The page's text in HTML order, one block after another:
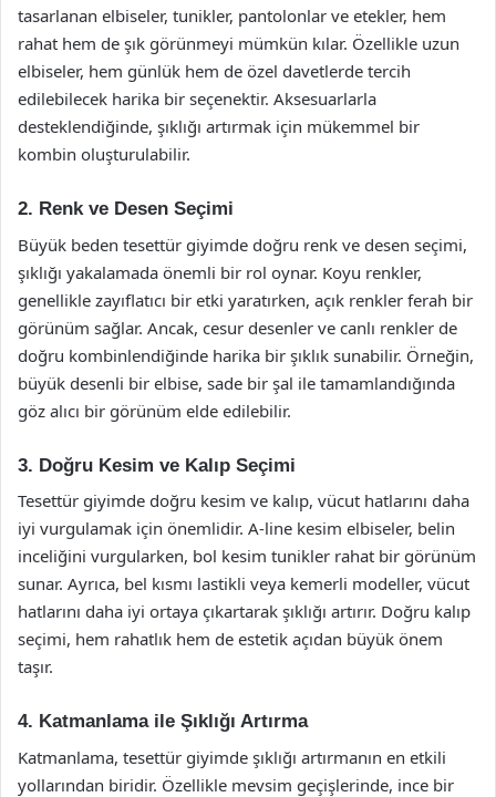
tasarlanan elbiseler, tunikler, pantolonlar ve etekler, hem
rahat hem de şık görünmeyi mümkün kılar. Özellikle uzun
elbiseler, hem günlük hem de özel davetlerde tercih
edilebilecek harika bir seçenektir. Aksesuarlarla
desteklendiğinde, şıklığı artırmak için mükemmel bir
kombin oluşturulabilir.
2. Renk ve Desen Seçimi
Büyük beden tesettür giyimde doğru renk ve desen seçimi,
şıklığı yakalamada önemli bir rol oynar. Koyu renkler,
genellikle zayıflatıcı bir etki yaratırken, açık renkler ferah bir
görünüm sağlar. Ancak, cesur desenler ve canlı renkler de
doğru kombinlendiğinde harika bir şıklık sunabilir. Örneğin,
büyük desenli bir elbise, sade bir şal ile tamamlandığında
göz alıcı bir görünüm elde edilebilir.
3. Doğru Kesim ve Kalıp Seçimi
Tesettür giyimde doğru kesim ve kalıp, vücut hatlarını daha
iyi vurgulamak için önemlidir. A-line kesim elbiseler, belin
inceliğini vurgularken, bol kesim tunikler rahat bir görünüm
sunar. Ayrıca, bel kısmı lastikli veya kemerli modeller, vücut
hatlarını daha iyi ortaya çıkartarak şıklığı artırır. Doğru kalıp
seçimi, hem rahatlık hem de estetik açıdan büyük önem
taşır.
4. Katmanlama ile Şıklığı Artırma
Katmanlama, tesettür giyimde şıklığı artırmanın en etkili
yollarından biridir. Özellikle mevsim geçişlerinde, ince bir